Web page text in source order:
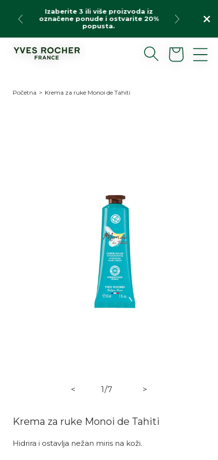
sadržaj
Izaberite 3 ili više proizvoda iz
označene ponude i ostvarite 20%
popusta.
Početna > Krema za ruke Monoi de Tahiti
< 1/
od
7 >
Krema za ruke Monoi de Tahiti
Hidrira i ostavlja nežan miris na koži.